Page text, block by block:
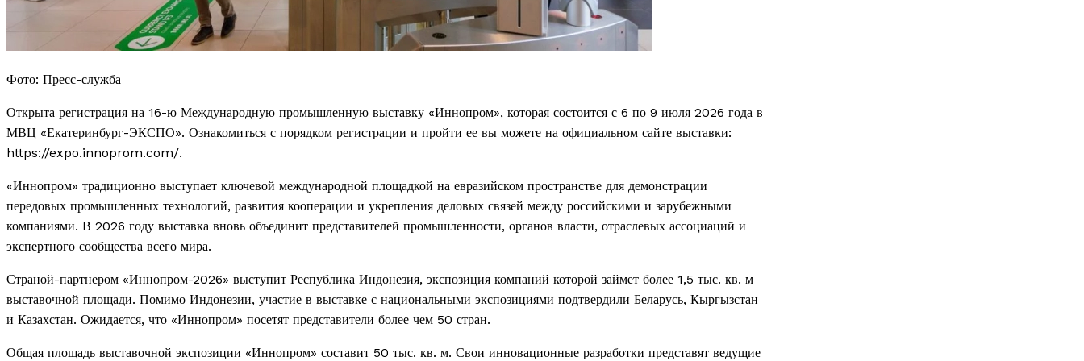
Фото: Пресс-служба
Открыта регистрация на 16-ю Международную промышленную выставку «Иннопром», которая состоится с 6 по 9 июля 2026 года в
МВЦ «Екатеринбург-ЭКСПО». Ознакомиться с порядком регистрации и пройти ее вы можете на официальном сайте выставки:
https://expo.innoprom.com/.
«Иннопром» традиционно выступает ключевой международной площадкой на евразийском пространстве для демонстрации
передовых промышленных технологий, развития кооперации и укрепления деловых связей между российскими и зарубежными
компаниями. В 2026 году выставка вновь объединит представителей промышленности, органов власти, отраслевых ассоциаций и
экспертного сообщества всего мира.
Страной-партнером «Иннопром-2026» выступит Республика Индонезия, экспозиция компаний которой займет более 1,5 тыс. кв. м
выставочной площади. Помимо Индонезии, участие в выставке с национальными экспозициями подтвердили Беларусь, Кыргызстан
и Казахстан. Ожидается, что «Иннопром» посетят представители более чем 50 стран.
Общая площадь выставочной экспозиции «Иннопром» составит 50 тыс. кв. м. Свои инновационные разработки представят ведущие